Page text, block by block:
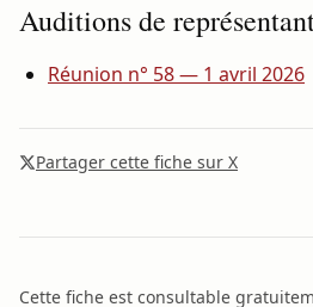
Auditions de
Réunion n° 58 — 1 avril 2026
Partager cette fiche sur X
Cette fiche est consultable